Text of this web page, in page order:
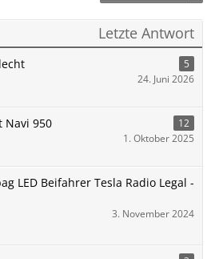
Letzte Antwort
5
24. Juni 2026
Navi 950
12
1. Oktober 2025
LED Beifahrer Tesla Radio Legal -
3. November 2024